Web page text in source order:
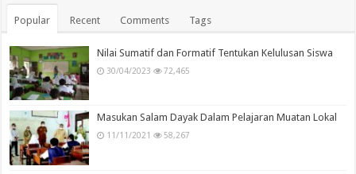
Popular Recent Comments Tags
Nilai Sumatif dan Formatif Tentukan Kelulusan Siswa
30/04/2023 72,465
Masukan Salam Dayak Dalam Pelajaran Muatan Lokal
11/11/2021 58,267